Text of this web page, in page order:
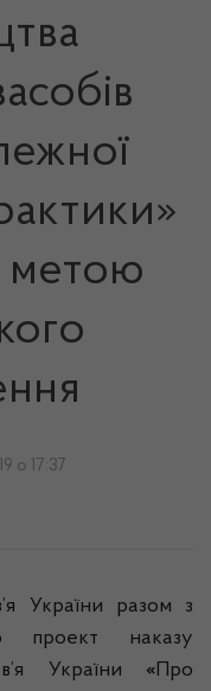
метою
о 17:37
України разом з
проект наказу
України «Про